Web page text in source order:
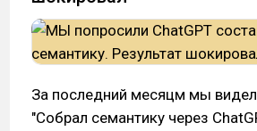
За последний месяцм мы
"Собрал семантику через